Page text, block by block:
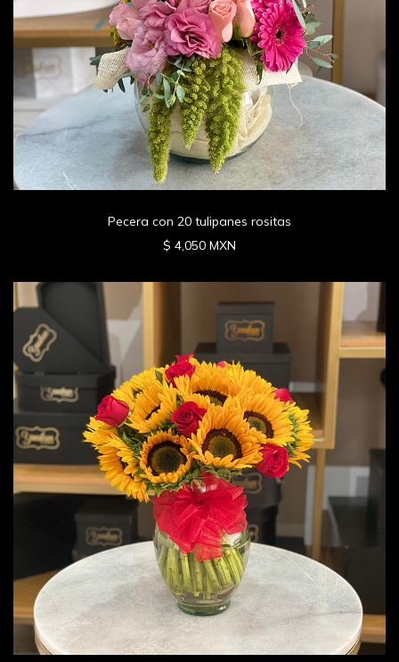
Pecera con 20 tulipanes rositas
$ 4,050 MXN